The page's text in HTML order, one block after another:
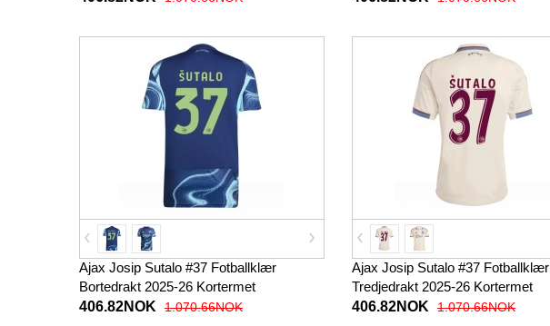
Ajax Josip Sutalo #37 Fotballklær
Bortedrakt 2025-26 Kortermet
406.82NOK
1.070.66NOK
Ajax Josip Sutalo #37 Fotballklær
Tredjedrakt 2025-26 Kortermet
406.82NOK
1.070.66NOK